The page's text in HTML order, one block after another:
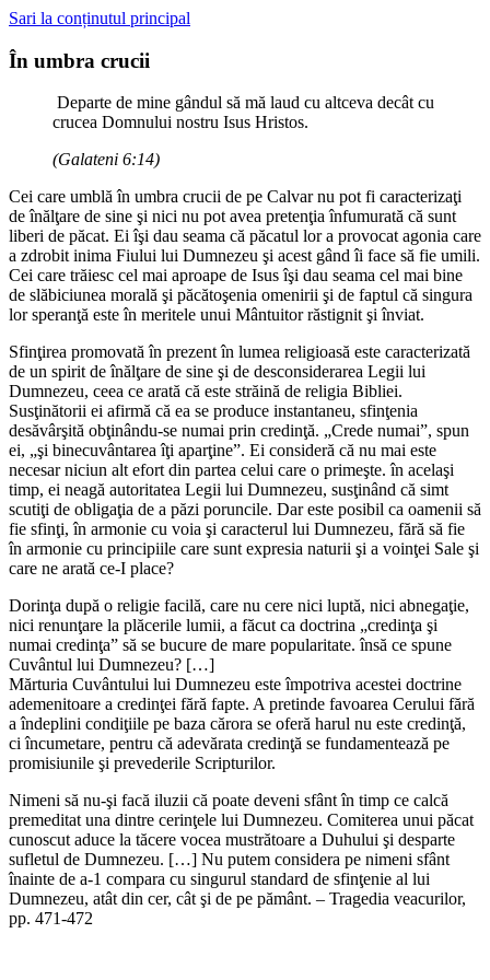
Sari la conținutul principal
În umbra crucii
Departe de mine gândul să mă laud cu altceva decât cu
crucea Domnului nostru Isus Hristos.
(Galateni 6:14)
Cei care umblă în umbra crucii de pe Calvar nu pot fi caracterizaţi
de înălţare de sine şi nici nu pot avea pretenţia înfumurată că sunt
liberi de păcat. Ei îşi dau seama că păcatul lor a provocat agonia care
a zdrobit inima Fiului lui Dumnezeu şi acest gând îi face să fie umili.
Cei care trăiesc cel mai aproape de Isus îşi dau seama cel mai bine
de slăbiciunea morală şi păcătoşenia omenirii şi de faptul că singura
lor speranţă este în meritele unui Mântuitor răstignit şi înviat.
Sfinţirea promovată în prezent în lumea religioasă este caracterizată
de un spirit de înălţare de sine şi de desconsiderarea Legii lui
Dumnezeu, ceea ce arată că este străină de religia Bibliei.
Susţinătorii ei afirmă că ea se produce instantaneu, sfinţenia
desăvârşită obţinându-se numai prin credinţă. „Crede numai”, spun
ei, „şi binecuvântarea îţi aparţine”. Ei consideră că nu mai este
necesar niciun alt efort din partea celui care o primeşte. în acelaşi
timp, ei neagă autoritatea Legii lui Dumnezeu, susţinând că simt
scutiţi de obligaţia de a păzi poruncile. Dar este posibil ca oamenii să
fie sfinţi, în armonie cu voia şi caracterul lui Dumnezeu, fără să fie
în armonie cu principiile care sunt expresia naturii şi a voinţei Sale şi
care ne arată ce-I place?
Dorinţa după o religie facilă, care nu cere nici luptă, nici abnegaţie,
nici renunţare la plăcerile lumii, a făcut ca doctrina „credinţa şi
numai credinţa” să se bucure de mare popularitate. însă ce spune
Cuvântul lui Dumnezeu? […]
Mărturia Cuvântului lui Dumnezeu este împotriva acestei doctrine
ademenitoare a credinţei fără fapte. A pretinde favoarea Cerului fără
a îndeplini condiţiile pe baza cărora se oferă harul nu este credinţă,
ci încumetare, pentru că adevărata credinţă se fundamentează pe
promisiunile şi prevederile Scripturilor.
Nimeni să nu-şi facă iluzii că poate deveni sfânt în timp ce calcă
premeditat una dintre cerinţele lui Dumnezeu. Comiterea unui păcat
cunoscut aduce la tăcere vocea mustrătoare a Duhului şi desparte
sufletul de Dumnezeu. […] Nu putem considera pe nimeni sfânt
înainte de a-1 compara cu singurul standard de sfinţenie al lui
Dumnezeu, atât din cer, cât şi de pe pământ. – Tragedia veacurilor,
pp. 471-472